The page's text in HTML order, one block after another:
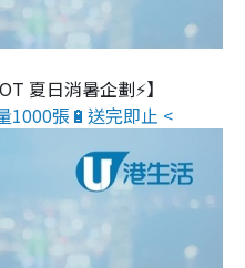
夏日消暑企劃⚡】
1000張🔋送完即止 <